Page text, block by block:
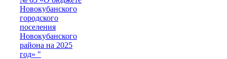
Новокубанского
городского
поселения
Новокубанского
района на 2025
год» "